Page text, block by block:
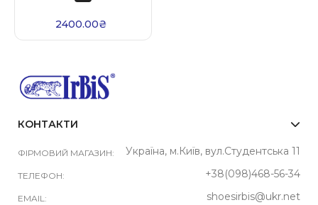
2400.00₴
КОНТАКТИ
ФІРМОВИЙ МАГАЗИН: Україна, м.Київ, вул.Студентська 11
ТЕЛЕФОН: +38(098)468-56-34
EMAIL: shoesirbis@ukr.net